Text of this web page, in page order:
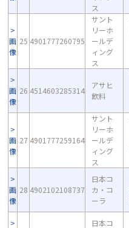
ス
画
像
25 4901777260795
サント
リーホ
ールデ
ィング
ス
画
像
26 4514603285314
アサヒ
飲料
画
像
27 4901777259164
サント
リーホ
ールデ
ィング
ス
画
像
28 4902102108737
日本コ
カ・コ
ーラ
日本コ